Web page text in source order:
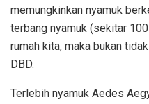
memungkinkan nyamuk
terbang nyamuk (sekitar
rumah kita, maka bukan
DBD.
Terlebih nyamuk Aedes